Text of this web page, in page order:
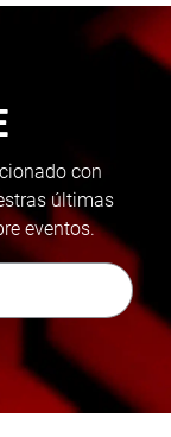
con
últimas
eventos.